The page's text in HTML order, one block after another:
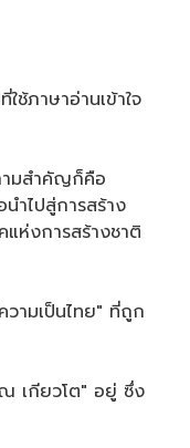
ช้ภาษาอ่านเข้าใจ
ามสำคัญก็คือ
ำไปสู่การสร้าง
ห่งการสร้างชาติ
ามเป็นไทย" ที่ถูก
ณ เกียวโต" อยู่ ซึ่ง